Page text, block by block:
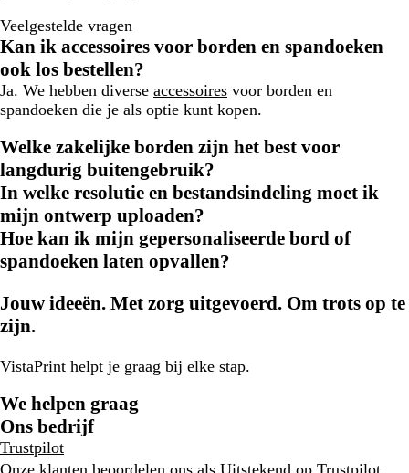
Veelgestelde vragen
Kan ik accessoires voor borden en spandoeken
ook los bestellen?
Ja. We hebben diverse accessoires voor borden en
spandoeken die je als optie kunt kopen.
Welke zakelijke borden zijn het best voor
langdurig buitengebruik?
In welke resolutie en bestandsindeling moet ik
mijn ontwerp uploaden?
Hoe kan ik mijn gepersonaliseerde bord of
spandoeken laten opvallen?
Jouw ideeën. Met zorg uitgevoerd. Om trots op te
zijn.
VistaPrint helpt je graag bij elke stap.
We helpen graag
Ons bedrijf
Trustpilot
Onze klanten beoordelen ons als Uitstekend op Trustpilot